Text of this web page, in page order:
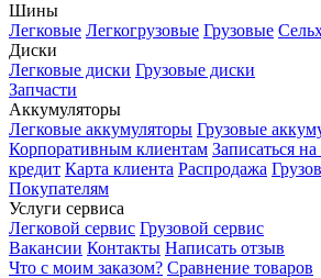
Шины
Легковые Легкогрузовые Грузовые
Диски
Легковые диски Грузовые диски
Запчасти
Аккумуляторы
Легковые аккумуляторы Грузовые
Корпоративным клиентам Записаться
кредит Карта клиента Распродажа
Покупателям
Услуги сервиса
Легковой сервис Грузовой сервис
Вакансии Контакты Написать отзыв
Что с моим заказом? Сравнение товаров